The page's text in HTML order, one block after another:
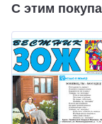
С этим